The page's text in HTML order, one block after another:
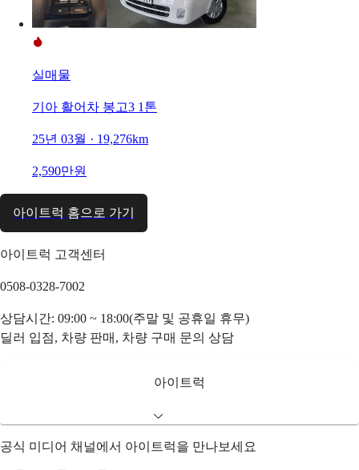
실매물
기아 활어차 봉고3 1톤
25년 03월 · 19,276km
2,590만원
아이트럭 홈으로 가기
아이트럭 고객센터
0508-0328-7002
상담시간: 09:00 ~ 18:00(주말 및 공휴일 휴무)
딜러 입점, 차량 판매, 차량 구매 문의 상담
아이트럭
공식 미디어 채널에서 아이트럭을 만나보세요